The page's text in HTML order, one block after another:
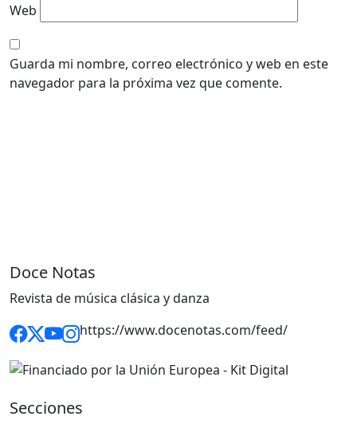
Web
Guarda mi nombre, correo electrónico y web en este
navegador para la próxima vez que comente.
Doce Notas
Revista de música clásica y danza
https://www.docenotas.com/feed/
Secciones